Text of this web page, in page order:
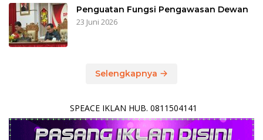
Penguatan Fungsi Pengawasan Dewan
23 Juni 2026
Selengkapnya
SPEACE IKLAN HUB. 0811504141